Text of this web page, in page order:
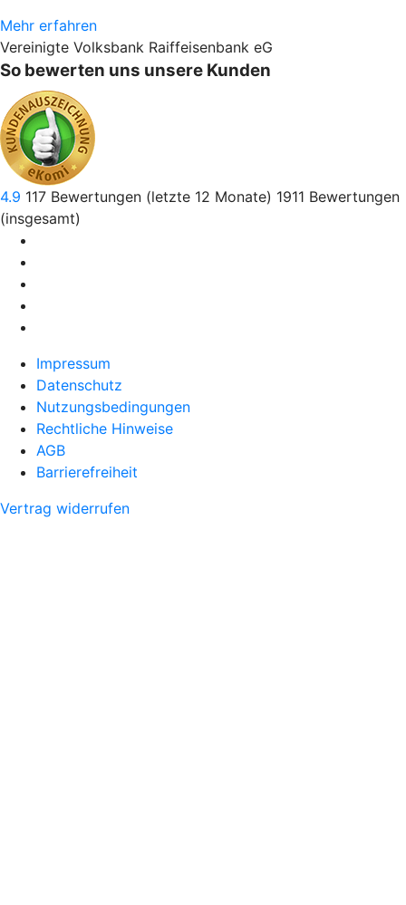
Mehr erfahren
Vereinigte Volksbank Raiffeisenbank eG
So bewerten uns unsere Kunden
4.9 117 Bewertungen (letzte 12 Monate) 1911 Bewertungen
(insgesamt)
Impressum
Datenschutz
Nutzungsbedingungen
Rechtliche Hinweise
AGB
Barrierefreiheit
Vertrag widerrufen